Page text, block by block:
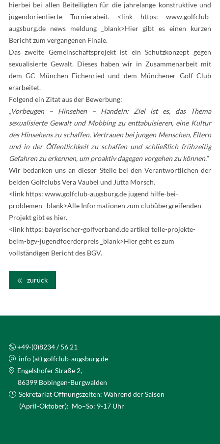
hierbei bei allen Beiteiligten für die jahrelange konstruktive und
jugendorientierte Turnierabeit. <link https: www.golfclub-
augsburg.de news meldung _blank>Hier gibt es einen kurzen
Bericht zum vergangenen Finale.
Das zweite Gemeinschaftsprojekt ist ein Schutzkonzept gegen
sexualisierte Gewalt. Dieses haben wir in Zusammenarbeit mit
dem GC München Eichenried und dem Münchener Golf Club
erarbeitet.
Folgend ein Zitat aus der Bewerbung:
„Vorbeugen – Hinsehen – Handeln: Ziel ist es, das Thema
sexualisierte Gewalt und Mobbing zu enttabuisieren, eine Kultur
des Hinsehens zu schaffen, Vertrauen bei jungen Menschen, Eltern
und in der Öffentlichkeit zu schaffen und schließlich frühzeitig
Gefahren zu erkennen, um proaktiv dagegen vorgehen zu können.“
Wir bedanken uns an dieser Stelle bei den Verantwortlichen der
beiden Golfclubs Vera Vaubel und Jutta Morsch.
<link https: www.golfclub-augsburg.de jugend hilfe-bei-
problemen _blank>Alle Informationen zum clubübergreifenden
Projekt gibt es hier.
<link https: bayerischer-golfverband.de artikel tolle-projekte-
beim-bgv-jugendfoerderpreis _blank>Hier geht es zum
vollständigen Bericht des BGV.
zurück
+49-(0)8234 / 56 21
info (at) golfclub-augsburg.de
Engelshofer Straße 2,
86399 Bobingen-Burgwalden
Sekretariat Öffnungszeiten: Während der Saison
(April-Oktober): Mo–So: 9-17 Uhr